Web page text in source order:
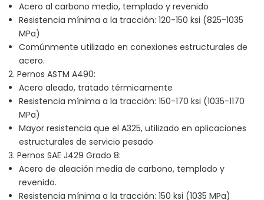
Acero al carbono medio, templado y revenido
Resistencia mínima a la tracción: 120-150 ksi (825-1035
MPa)
Comúnmente utilizado en conexiones estructurales de
acero.
Pernos ASTM A490:
Acero aleado, tratado térmicamente
Resistencia mínima a la tracción: 150-170 ksi (1035-1170
MPa)
Mayor resistencia que el A325, utilizado en aplicaciones
estructurales de servicio pesado
Pernos SAE J429 Grado 8:
Acero de aleación media de carbono, templado y
revenido.
Resistencia mínima a la tracción: 150 ksi (1035 MPa)